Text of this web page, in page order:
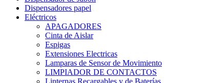
Dispensadores papel
Eléctricos
APAGADORES
Cinta de Aislar
Espigas
Extensiones Electricas
Lamparas de Sensor de Movimiento
LIMPIADOR DE CONTACTOS
Linternas Recargables y de Baterías